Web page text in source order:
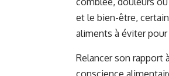
et le bien-être,
aliments à éviter
Relancer son rapport